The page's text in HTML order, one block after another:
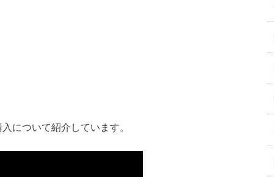
について紹介しています。